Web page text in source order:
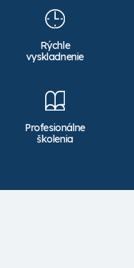
Rýchle
vyskladnenie
Profesionálne
školenia